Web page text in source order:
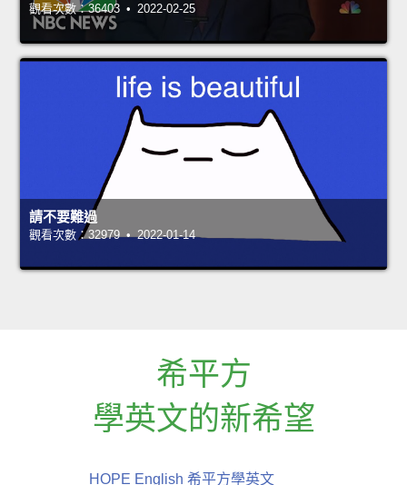
觀看次數：36403 • 2022-02-25
請不要難過
觀看次數：32979 • 2022-01-14
希平方
學英文的新希望
HOPE English 希平方學英文